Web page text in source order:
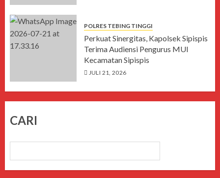
POLRES TEBING TINGGI
Perkuat Sinergitas, Kapolsek Sipispis
Terima Audiensi Pengurus MUI
Kecamatan Sipispis
JULI 21, 2026
CARI